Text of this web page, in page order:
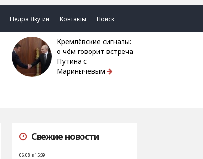
Недра Якутии Контакты Поиск
Кремлёвские сигналы:
о чём говорит встреча
Путина с
Маринычевым
Свежие новости
06.08 в 15:39